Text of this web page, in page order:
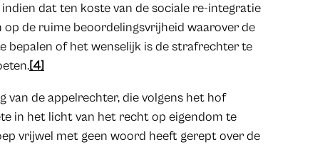
indien dat ten koste van de sociale re-integratie
de ruime beoordelingsvrijheid waarover de
bepalen of het wenselijk is de strafrechter te
[4]
van de appelrechter, die volgens het hof
in het licht van het recht op eigendom te
vrijwel met geen woord heeft gerept over de